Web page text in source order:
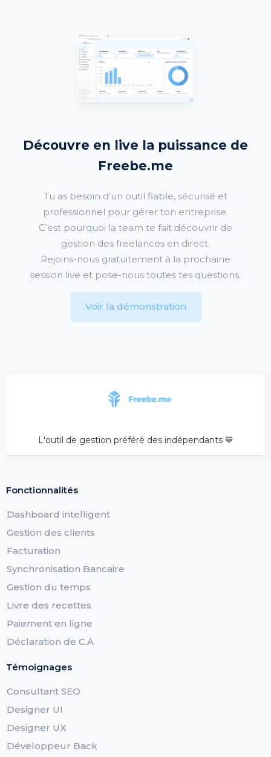
Découvre en live la puissance de
Freebe.me
Tu as besoin d’un outil fiable, sécurisé et
professionnel pour gérer ton entreprise.
C’est pourquoi la team te fait découvrir de
gestion des freelances en direct.
Rejoins-nous gratuitement à la prochaine
session live et pose-nous toutes tes questions.
Voir la démonstration
L'outil de gestion préféré des indépendants 💙
Fonctionnalités
Dashboard intelligent
Gestion des clients
Facturation
Synchronisation Bancaire
Gestion du temps
Livre des recettes
Paiement en ligne
Déclaration de C.A
Témoignages
Consultant SEO
Designer UI
Designer UX
Développeur Back